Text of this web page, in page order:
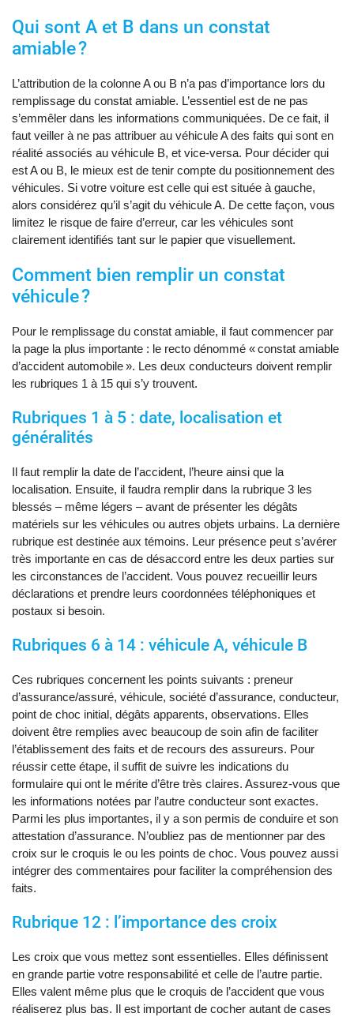
Qui sont A et B dans un constat
amiable ?
L’attribution de la colonne A ou B n’a pas d’importance lors du
remplissage du constat amiable. L’essentiel est de ne pas
s’emmêler dans les informations communiquées. De ce fait, il
faut veiller à ne pas attribuer au véhicule A des faits qui sont en
réalité associés au véhicule B, et vice-versa. Pour décider qui
est A ou B, le mieux est de tenir compte du positionnement des
véhicules. Si votre voiture est celle qui est située à gauche,
alors considérez qu’il s’agit du véhicule A. De cette façon, vous
limitez le risque de faire d’erreur, car les véhicules sont
clairement identifiés tant sur le papier que visuellement.
Comment bien remplir un constat
véhicule ?
Pour le remplissage du constat amiable, il faut commencer par
la page la plus importante : le recto dénommé « constat amiable
d’accident automobile ». Les deux conducteurs doivent remplir
les rubriques 1 à 15 qui s’y trouvent.
Rubriques 1 à 5 : date, localisation et
généralités
Il faut remplir la date de l’accident, l’heure ainsi que la
localisation. Ensuite, il faudra remplir dans la rubrique 3 les
blessés – même légers – avant de présenter les dégâts
matériels sur les véhicules ou autres objets urbains. La dernière
rubrique est destinée aux témoins. Leur présence peut s’avérer
très importante en cas de désaccord entre les deux parties sur
les circonstances de l’accident. Vous pouvez recueillir leurs
déclarations et prendre leurs coordonnées téléphoniques et
postaux si besoin.
Rubriques 6 à 14 : véhicule A, véhicule B
Ces rubriques concernent les points suivants : preneur
d’assurance/assuré, véhicule, société d’assurance, conducteur,
point de choc initial, dégâts apparents, observations. Elles
doivent être remplies avec beaucoup de soin afin de faciliter
l’établissement des faits et de recours des assureurs. Pour
réussir cette étape, il suffit de suivre les indications du
formulaire qui ont le mérite d’être très claires. Assurez-vous que
les informations notées par l’autre conducteur sont exactes.
Parmi les plus importantes, il y a son permis de conduire et son
attestation d’assurance. N’oubliez pas de mentionner par des
croix sur le croquis le ou les points de choc. Vous pouvez aussi
intégrer des commentaires pour faciliter la compréhension des
faits.
Rubrique 12 : l’importance des croix
Les croix que vous mettez sont essentielles. Elles définissent
en grande partie votre responsabilité et celle de l’autre partie.
Elles valent même plus que le croquis de l’accident que vous
réaliserez plus bas. Il est important de cocher autant de cases